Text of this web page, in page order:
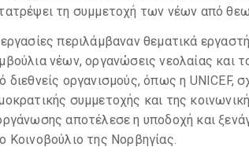
τη συμμετοχή των νέων από
περιλάμβαναν θεματικά
νέων, οργανώσεις νεολαίας και
διεθνείς οργανισμούς, όπως η UNICEF,
συμμετοχής και της
αποτέλεσε η υποδοχή και
Κοινοβούλιο της Νορβηγίας.